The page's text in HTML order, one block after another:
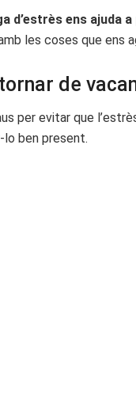
d’estrès ens ajuda
les coses que ens
de
per evitar que
ben present.